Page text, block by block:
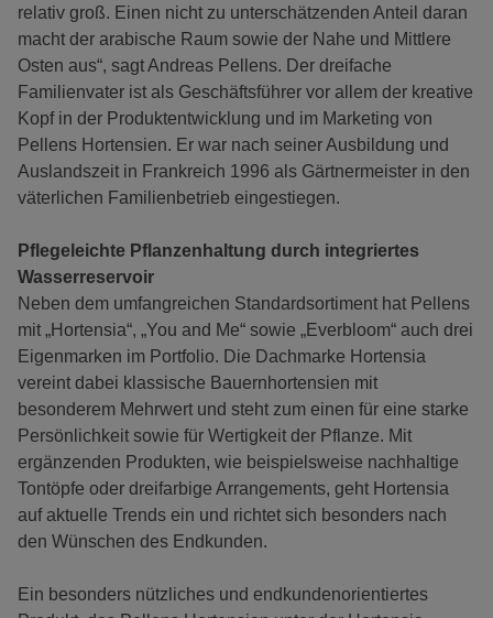
relativ groß. Einen nicht zu unterschätzenden Anteil daran
macht der arabische Raum sowie der Nahe und Mittlere
Osten aus“, sagt Andreas Pellens. Der dreifache
Familienvater ist als Geschäftsführer vor allem der kreative
Kopf in der Produktentwicklung und im Marketing von
Pellens Hortensien. Er war nach seiner Ausbildung und
Auslandszeit in Frankreich 1996 als Gärtnermeister in den
väterlichen Familienbetrieb eingestiegen.
Pflegeleichte Pflanzenhaltung durch integriertes
Wasserreservoir
Neben dem umfangreichen Standardsortiment hat Pellens
mit „Hortensia“, „You and Me“ sowie „Everbloom“ auch drei
Eigenmarken im Portfolio. Die Dachmarke Hortensia
vereint dabei klassische Bauernhortensien mit
besonderem Mehrwert und steht zum einen für eine starke
Persönlichkeit sowie für Wertigkeit der Pflanze. Mit
ergänzenden Produkten, wie beispielsweise nachhaltige
Tontöpfe oder dreifarbige Arrangements, geht Hortensia
auf aktuelle Trends ein und richtet sich besonders nach
den Wünschen des Endkunden.
Ein besonders nützliches und endkundenorientiertes